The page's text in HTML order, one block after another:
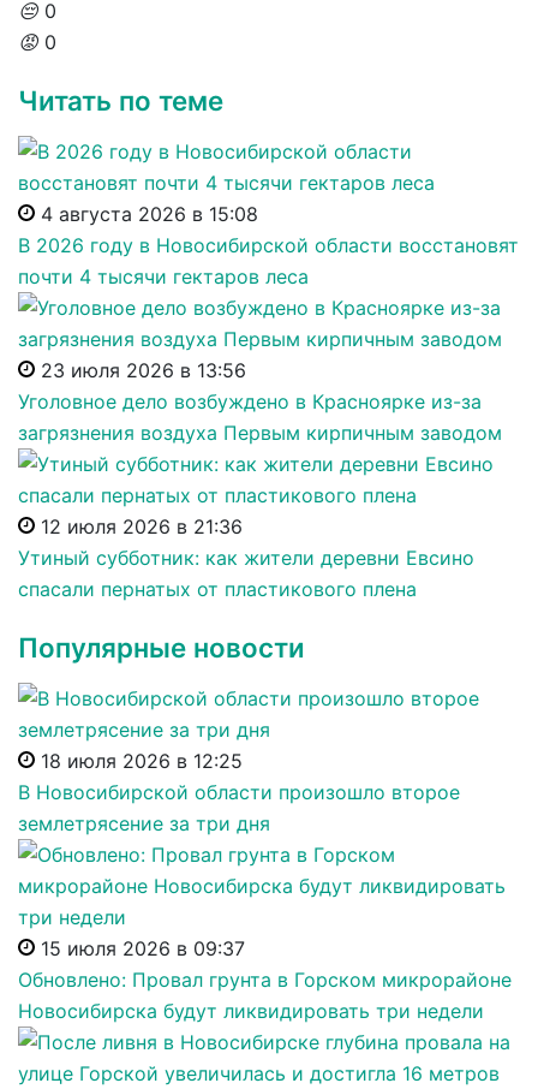
😔 0
😡 0
Читать по теме
4 августа 2026 в 15:08
В 2026 году в Новосибирской области восстановят
почти 4 тысячи гектаров леса
23 июля 2026 в 13:56
Уголовное дело возбуждено в Красноярке из-за
загрязнения воздуха Первым кирпичным заводом
12 июля 2026 в 21:36
Утиный субботник: как жители деревни Евсино
спасали пернатых от пластикового плена
Популярные новости
18 июля 2026 в 12:25
В Новосибирской области произошло второе
землетрясение за три дня
15 июля 2026 в 09:37
Обновлено: Провал грунта в Горском микрорайоне
Новосибирска будут ликвидировать три недели